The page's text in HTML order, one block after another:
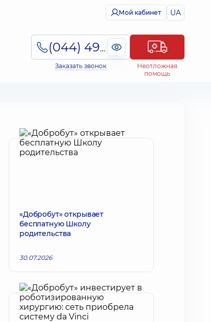
Мой кабинет UA
(044) 495-2-888
Заказать звонок
Неотложная
помощь
«Добробут» открывает
бесплатную Школу
родительства
30.07.2026